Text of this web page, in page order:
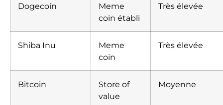
Dogecoin
Meme
coin établi
Très élevée
Shiba Inu
Meme
coin
Très élevée
Bitcoin
Store of
value
Moyenne